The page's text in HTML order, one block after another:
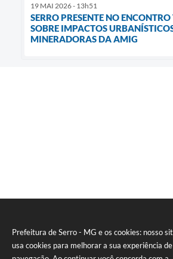
Prefeitura de Serro - MG e os cookies: nosso
usa cookies para melhorar a sua experiência de
19 MAI 2026 - 13h51
SERRO PRESENTE NO
SOBRE IMPACTOS
MINERADORAS DA AMIG